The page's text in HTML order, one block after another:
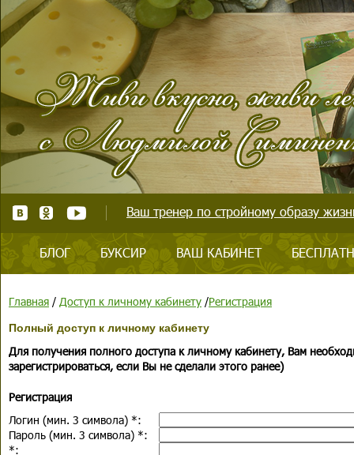
Ваш тренер по стройному образу
БЛОГ БУКСИР ВАШ КАБИНЕТ
Главная / Доступ к личному кабинету /Регистрация
Полный доступ к личному кабинету
Для получения полного доступа к личному кабинету, Вам
зарегистрироваться, если Вы не сделали этого ранее)
Регистрация
Логин (мин. 3 символа) *:
Пароль (мин. 3 символа) *:
*: